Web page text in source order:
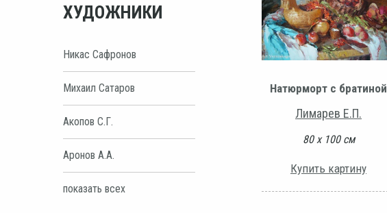
ХУДОЖНИКИ
Никас Сафронов
Михаил Сатаров
Акопов С.Г.
Аронов А.А.
показать всех
Натюрморт с братиной
Лимарев Е.П.
80 x 100 см
Купить картину